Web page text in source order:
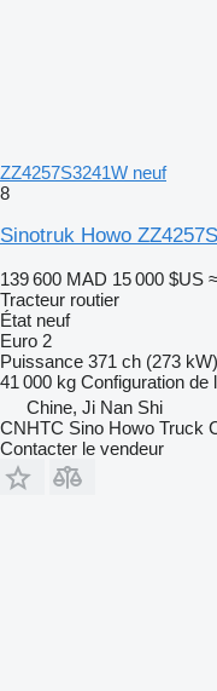
ZZ4257S3241W neuf
8
Sinotruk Howo
139 600 MAD 15 000 $US
Tracteur routier
État neuf
Euro 2
Puissance 371 ch (273 kW)
41 000 kg Configuration de
Chine, Ji Nan Shi
CNHTC Sino Howo Truck
Contacter le vendeur